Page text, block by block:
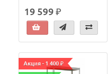
19 599 ₽
Акция - 1 400 ₽